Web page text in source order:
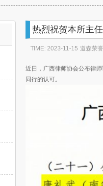
热烈祝贺本所主
TIME: 2023-11-15 道森荣誉
近日，广西律师协会公布律
同行的认可。